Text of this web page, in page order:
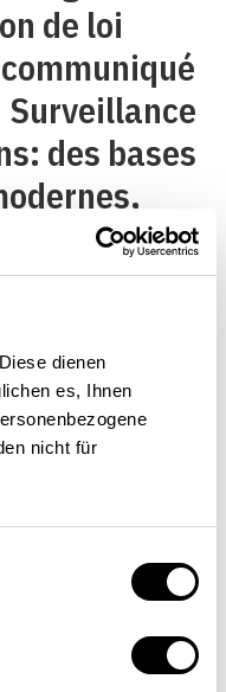
dienen
es, Ihnen
nicht für
de loi
Surveillance
des bases
. L’art.
de loi
habilité
cette
ou trois